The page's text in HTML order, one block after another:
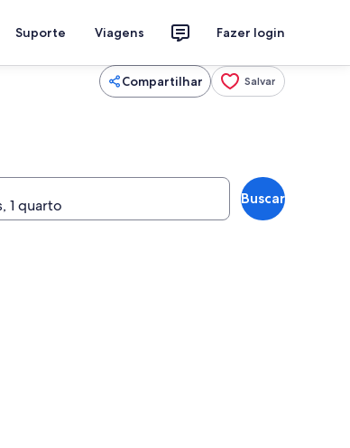
Suporte Viagens Fazer login
Compartilhar Salvar
Buscar